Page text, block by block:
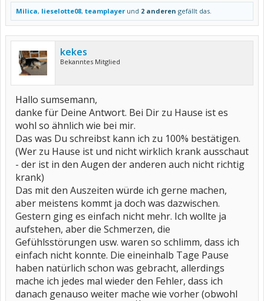
Milica, lieselotte08, teamplayer und 2 anderen gefällt das.
kekes
Bekanntes Mitglied
Hallo sumsemann,
danke für Deine Antwort. Bei Dir zu Hause ist es
wohl so ähnlich wie bei mir.
Das was Du schreibst kann ich zu 100% bestätigen.
(Wer zu Hause ist und nicht wirklich krank ausschaut
- der ist in den Augen der anderen auch nicht richtig
krank)
Das mit den Auszeiten würde ich gerne machen,
aber meistens kommt ja doch was dazwischen.
Gestern ging es einfach nicht mehr. Ich wollte ja
aufstehen, aber die Schmerzen, die
Gefühlsstörungen usw. waren so schlimm, dass ich
einfach nicht konnte. Die eineinhalb Tage Pause
haben natürlich schon was gebracht, allerdings
mache ich jedes mal wieder den Fehler, dass ich
danach genauso weiter mache wie vorher (obwohl